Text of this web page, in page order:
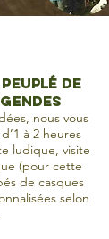
de
nous vous
à 2 heures
ludique, visite
(pour cette
de casques
selon